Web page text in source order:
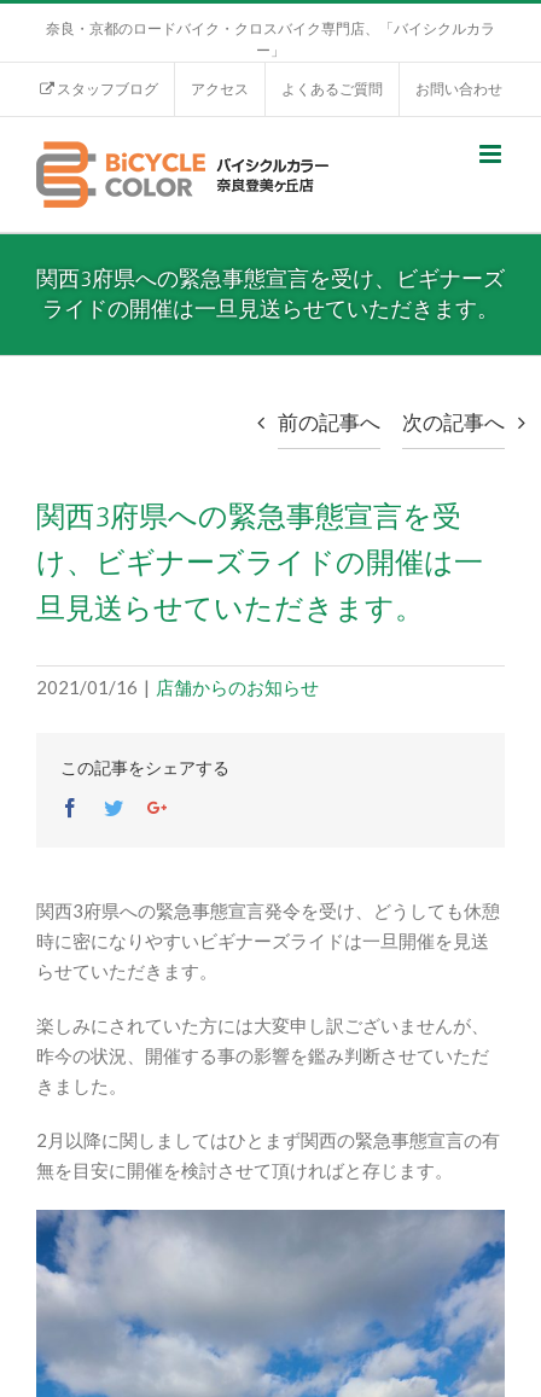
奈良・京都のロードバイク・クロスバイク専門店、「バイシクルカラ
ー」
スタッフブログ アクセス よくあるご質問 お問い合わせ
関西3府県への緊急事態宣言を受け、ビギナーズ
ライドの開催は一旦見送らせていただきます。
前の記事へ 次の記事へ
関西3府県への緊急事態宣言を受
け、ビギナーズライドの開催は一
旦見送らせていただきます。
2021/01/16 | 店舗からのお知らせ
この記事をシェアする
Facebook
TwitterGoogle+
関西3府県への緊急事態宣言発令を受け、どうしても休憩
時に密になりやすいビギナーズライドは一旦開催を見送
らせていただきます。
楽しみにされていた方には大変申し訳ございませんが、
昨今の状況、開催する事の影響を鑑み判断させていただ
きました。
2月以降に関しましてはひとまず関西の緊急事態宣言の有
無を目安に開催を検討させて頂ければと存じます。